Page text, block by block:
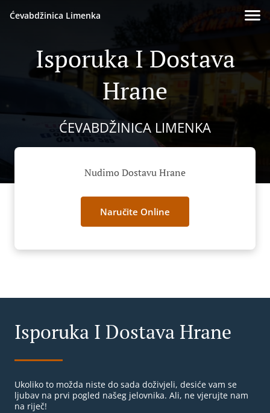
Ćevabdžinica Limenka
Isporuka I Dostava
Hrane
ĆEVABDŽINICA LIMENKA
Nudimo Dostavu Hrane
Naručite Online
Isporuka I Dostava Hrane
Ukoliko to možda niste do sada doživjeli, desiće vam se
ljubav na prvi pogled našeg jelovnika. Ali, ne vjerujte nam
na riječ!